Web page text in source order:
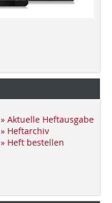
» Aktuelle Heftausgabe
» Heftarchiv
» Heft bestellen